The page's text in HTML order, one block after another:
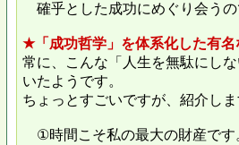
確乎とした成功にめぐり会う
★「成功哲学」を体系化した有
常に、こんな「人生を無駄にし
いたようです。
ちょっとすごいですが、紹介し
①時間こそ私の最大の財産です